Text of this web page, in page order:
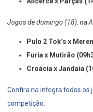
Alicerce x Parças
Jogos de domingo (18), na
Pulo 2 Tok’s x
Furia x Mutirão
Croácia x Jandaia
Confira na integra todos os
competição: